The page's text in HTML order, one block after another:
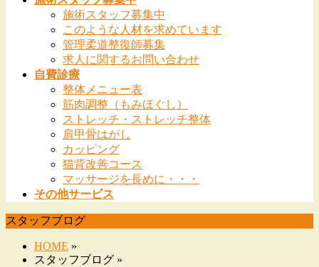
施術スタッフ募集中
このような人材を求めています
管理柔道整復師募集
求人に関するお問い合わせ
自費診療
整体メニュー表
筋肉調整（もみほぐし）
ストレッチ・ストレッチ整体
肩甲骨はがし
カッピング
猫背改善コース
マッサージを長めに・・・
その他サービス
スタッフブログ
HOME »
スタッフブログ »